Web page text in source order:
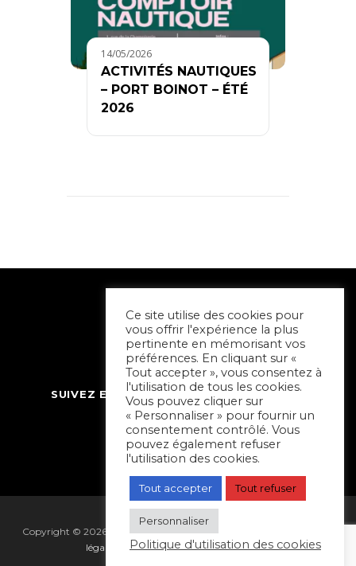
14/05/2026
ACTIVITÉS NAUTIQUES
– PORT BOINOT – ÉTÉ
2026
SUIVEZ ET CONTACTEZ SORTIR À NIORT
Copyright © 2026 Sortir à Niort | réalisé par
légales
Gestion des cookies|Plan du site
Ce site utilise des cookies pour
vous offrir l'expérience la plus
pertinente en mémorisant vos
préférences. En cliquant sur «
Tout accepter », vous consentez à
l'utilisation de tous les cookies.
Vous pouvez cliquer sur
« Personnaliser » pour fournir un
consentement contrôlé. Vous
pouvez également refuser
l'utilisation des cookies.
Tout accepter Tout refuser
Personnaliser
Politique d'utilisation des cookies